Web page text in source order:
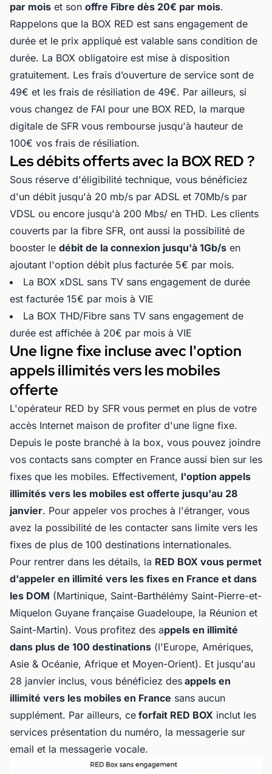
par mois et son offre Fibre dès 20€ par mois.
Rappelons que la BOX RED est sans engagement de
durée et le prix appliqué est valable sans condition de
durée. La BOX obligatoire est mise à disposition
gratuitement. Les frais d’ouverture de service sont de
49€ et les frais de résiliation de 49€. Par ailleurs, si
vous changez de FAI pour une BOX RED, la marque
digitale de SFR vous rembourse jusqu'à hauteur de
100€ vos frais de résiliation.
Les débits offerts avec la BOX RED ?
Sous réserve d'éligibilité technique, vous bénéficiez
d'un débit jusqu'à 20 mb/s par ADSL et 70Mb/s par
VDSL ou encore jusqu'à 200 Mbs/ en THD. Les clients
couverts par la fibre SFR, ont aussi la possibilité de
booster le débit de la connexion jusqu'à 1Gb/s en
ajoutant l'option débit plus facturée 5€ par mois.
La BOX xDSL sans TV sans engagement de durée
est facturée 15€ par mois à VIE
La BOX THD/Fibre sans TV sans engagement de
durée est affichée à 20€ par mois à VIE
Une ligne fixe incluse avec l'option
appels illimités vers les mobiles
offerte
L'opérateur RED by SFR vous permet en plus de votre
accès Internet maison de profiter d'une ligne fixe.
Depuis le poste branché à la box, vous pouvez joindre
vos contacts sans compter en France aussi bien sur les
fixes que les mobiles. Effectivement, l'option appels
illimités vers les mobiles est offerte jusqu'au 28
janvier. Pour appeler vos proches à l'étranger, vous
avez la possibilité de les contacter sans limite vers les
fixes de plus de 100 destinations internationales.
Pour rentrer dans les détails, la RED BOX vous permet
d'appeler en illimité vers les fixes en France et dans
les DOM (Martinique, Saint-Barthélémy Saint-Pierre-et-
Miquelon Guyane française Guadeloupe, la Réunion et
Saint-Martin). Vous profitez des appels en illimité
dans plus de 100 destinations (l'Europe, Amériques,
Asie & Océanie, Afrique et Moyen-Orient). Et jusqu'au
28 janvier inclus, vous bénéficiez des appels en
illimité vers les mobiles en France sans aucun
supplément. Par ailleurs, ce forfait RED BOX inclut les
services présentation du numéro, la messagerie sur
email et la messagerie vocale.